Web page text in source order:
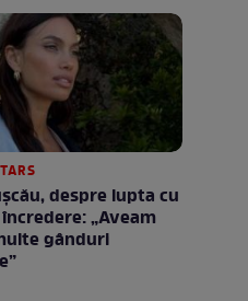
despre lupta cu
„Aveam
gânduri